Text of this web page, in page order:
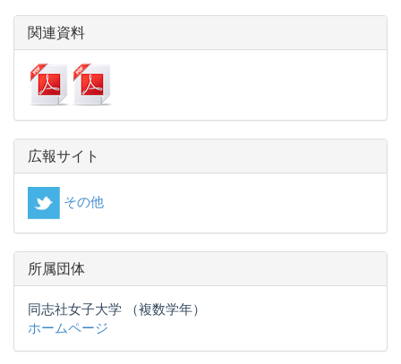
関連資料
広報サイト
その他
所属団体
同志社女子大学 （複数学年）
ホームページ